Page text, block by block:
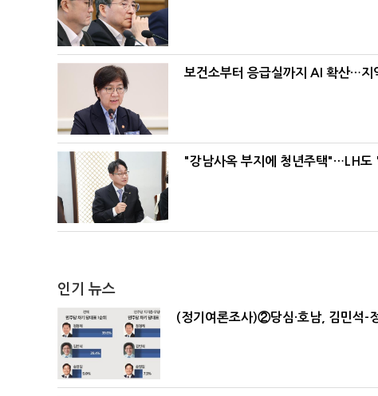
보건소부터 응급실까지 AI 확산…지
"강남사옥 부지에 청년주택"…LH도
인기 뉴스
(정기여론조사)②당심·호남, 김민석-